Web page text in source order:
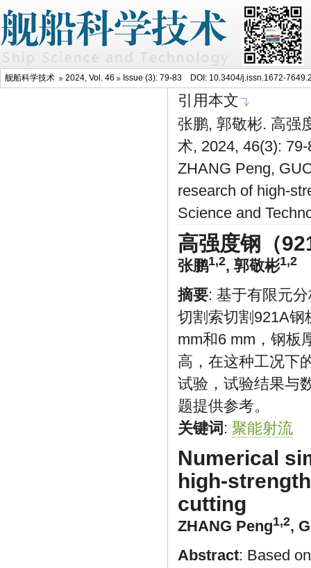
舰船科学技术 2024, Vol. 46 Issue (3): 79-83 DOI: 10.3404/j.issn.1672-
引用本文
张鹏, 郭敬彬. 高强
术, 2024, 46(3):
ZHANG Peng,
research of high-
Science and
高强度钢（
张鹏1,2, 郭敬彬1,2
摘要: 基于有限元
切割索切割921A钢
mm和6 mm，钢板
高，在这种工况下
试验，试验结果与
题提供参考。
关键词 : 聚能射流
Numerical
high-
cutting
ZHANG Peng1,2,
Abstract: Based